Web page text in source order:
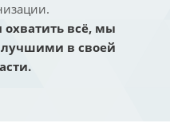
всё, мы
в своей